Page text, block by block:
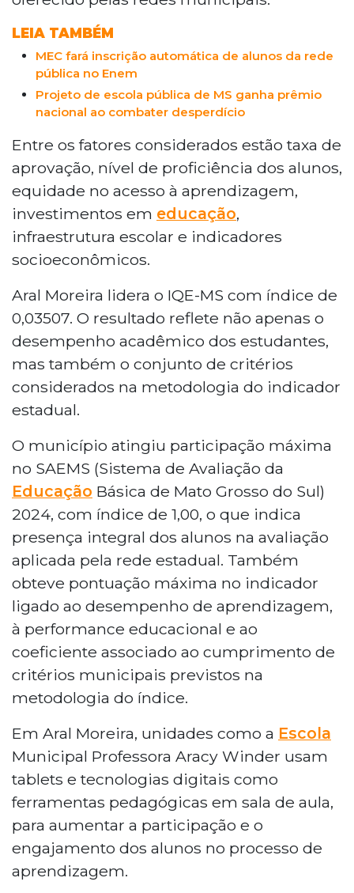
Jateí registrou o pior desempenho, na
última colocação, com 0,00551.
LEIA TAMBÉM
MEC fará inscrição automática de alunos da rede
pública no Enem
Projeto de escola pública de MS ganha prêmio
nacional ao combater desperdício
Entre os fatores considerados estão taxa de
aprovação, nível de proficiência dos alunos,
equidade no acesso à aprendizagem,
investimentos em educação,
infraestrutura escolar e indicadores
socioeconômicos.
Aral Moreira lidera o IQE-MS com índice de
0,03507. O resultado reflete não apenas o
desempenho acadêmico dos estudantes,
mas também o conjunto de critérios
considerados na metodologia do indicador
estadual.
O município atingiu participação máxima
no SAEMS (Sistema de Avaliação da
Educação Básica de Mato Grosso do Sul)
2024, com índice de 1,00, o que indica
presença integral dos alunos na avaliação
aplicada pela rede estadual. Também
obteve pontuação máxima no indicador
ligado ao desempenho de aprendizagem,
à performance educacional e ao
coeficiente associado ao cumprimento de
critérios municipais previstos na
metodologia do índice.
Em Aral Moreira, unidades como a Escola
Municipal Professora Aracy Winder usam
tablets e tecnologias digitais como
ferramentas pedagógicas em sala de aula,
para aumentar a participação e o
engajamento dos alunos no processo de
aprendizagem.